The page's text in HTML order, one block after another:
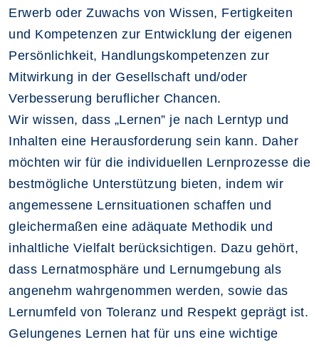
Erwerb oder Zuwachs von Wissen, Fertigkeiten
und Kompetenzen zur Entwicklung der eigenen
Persönlichkeit, Handlungskompetenzen zur
Mitwirkung in der Gesellschaft und/oder
Verbesserung beruflicher Chancen.
Wir wissen, dass „Lernen” je nach Lerntyp und
Inhalten eine Herausforderung sein kann. Daher
möchten wir für die individuellen Lernprozesse die
bestmögliche Unterstützung bieten, indem wir
angemessene Lernsituationen schaffen und
gleichermaßen eine adäquate Methodik und
inhaltliche Vielfalt berücksichtigen. Dazu gehört,
dass Lernatmosphäre und Lernumgebung als
angenehm wahrgenommen werden, sowie das
Lernumfeld von Toleranz und Respekt geprägt ist.
Gelungenes Lernen hat für uns eine wichtige